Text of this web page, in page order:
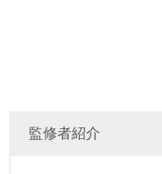
監修者紹介